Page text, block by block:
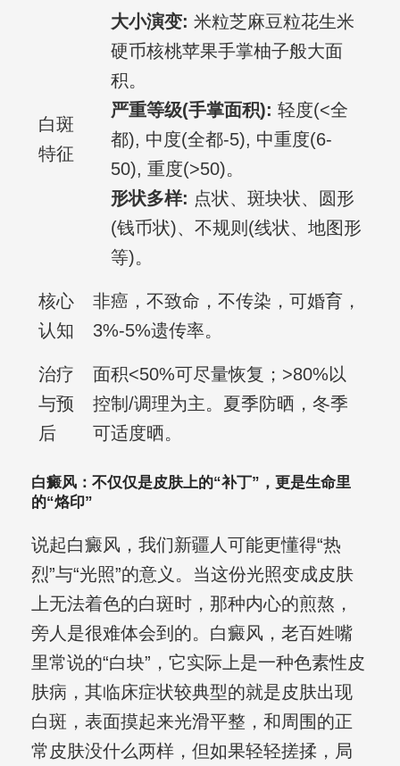
白斑
特征
大小演变: 米粒芝麻豆粒花生米
硬币核桃苹果手掌柚子般大面
积。
严重等级(手掌面积): 轻度(<全
都), 中度(全都-5), 中重度(6-
50), 重度(>50)。
形状多样: 点状、斑块状、圆形
(钱币状)、不规则(线状、地图形
等)。
核心
认知
非癌，不致命，不传染，可婚育，
3%-5%遗传率。
治疗
与预
后
面积<50%可尽量恢复；>80%以
控制/调理为主。夏季防晒，冬季
可适度晒。
白癜风：不仅仅是皮肤上的“补丁”，更是生命里
的“烙印”
说起白癜风，我们新疆人可能更懂得“热
烈”与“光照”的意义。当这份光照变成皮肤
上无法着色的白斑时，那种内心的煎熬，
旁人是很难体会到的。白癜风，老百姓嘴
里常说的“白块”，它实际上是一种色素性皮
肤病，其临床症状较典型的就是皮肤出现
白斑，表面摸起来光滑平整，和周围的正
常皮肤没什么两样，但如果轻轻搓揉，局